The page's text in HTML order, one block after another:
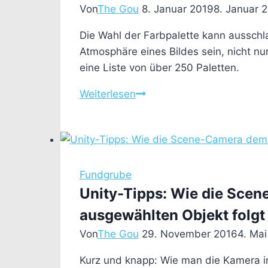
Entwickler
haben
sollte
VonThe Gou 8. Januar 20198. Januar
Die Wahl der Farbpalette kann
Atmosphäre eines Bildes sein, nicht
eine Liste von über 250 Paletten.
WeiterlesenFarbpaletten
Art
Fundgrube
Unity-Tipps: Wie die
ausgewählten Objekt folgt
VonThe Gou 29. November 20164.
Kurz und knapp: Wie man die Kamera